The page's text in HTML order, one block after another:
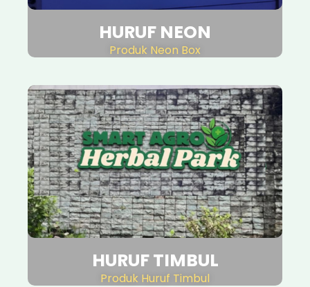
HURUF NEON
Produk Neon Box
HURUF TIMBUL
Produk Huruf Timbul